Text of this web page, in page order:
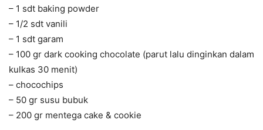
– 1 sdt baking powder
– 1/2 sdt vanili
– 1 sdt garam
– 100 gr dark cooking chocolate (parut lalu dinginkan dalam
kulkas 30 menit)
– chocochips
– 50 gr susu bubuk
– 200 gr mentega cake & cookie